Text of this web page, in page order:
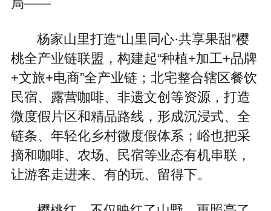
杨家山里打造“山里同心·共享果甜”樱
桃全产业链联盟，构建起“种植+加工+品牌
+文旅+电商”全产业链；北宅整合辖区餐饮
民宿、露营咖啡、非遗文创等资源，打造
微度假片区和精品路线，形成沉浸式、全
链条、年轻化乡村微度假体系；峪也把采
摘和咖啡、农场、民宿等业态有机串联，
让游客走进来、有的玩、留得下。
樱桃红，不仅映红了山野，更照亮了
农家红火的日子。得益于充足的雨水和光